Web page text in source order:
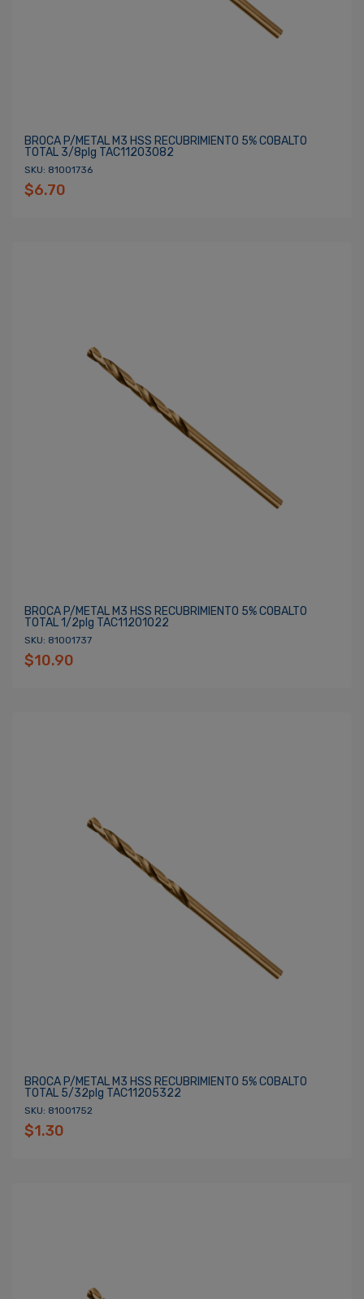
BROCA P/METAL M3 HSS RECUBRIMIENTO 5% COBALTO
TOTAL 3/8plg TAC11203082
SKU: 81001736
$6.70
BROCA P/METAL M3 HSS RECUBRIMIENTO 5% COBALTO
TOTAL 1/2plg TAC11201022
SKU: 81001737
$10.90
BROCA P/METAL M3 HSS RECUBRIMIENTO 5% COBALTO
TOTAL 5/32plg TAC11205322
SKU: 81001752
$1.30